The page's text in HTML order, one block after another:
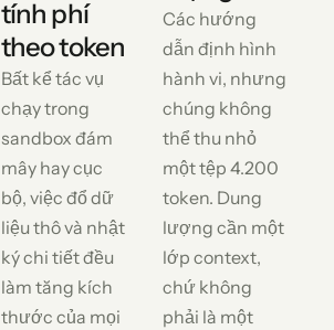
tính phí
theo token
Bất kể tác vụ
chạy trong
sandbox đám
mây hay cục
bộ, việc đổ dữ
liệu thô và nhật
ký chi tiết đều
làm tăng kích
thước của mọi
Các hướng
dẫn định hình
hành vi, nhưng
chúng không
thể thu nhỏ
một tệp 4.200
token. Dung
lượng cần một
lớp context,
chứ không
phải là một